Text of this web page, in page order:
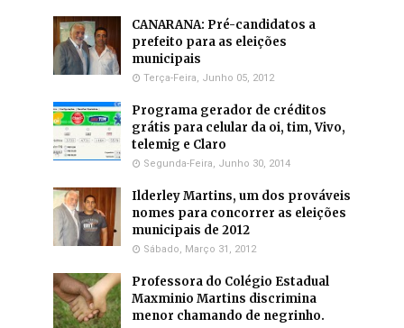
CANARANA: Pré-candidatos a
prefeito para as eleições
municipais
Terça-Feira, Junho 05, 2012
Programa gerador de créditos
grátis para celular da oi, tim, Vivo,
telemig e Claro
Segunda-Feira, Junho 30, 2014
Ilderley Martins, um dos prováveis
nomes para concorrer as eleições
municipais de 2012
Sábado, Março 31, 2012
Professora do Colégio Estadual
Maxminio Martins discrimina
menor chamando de negrinho.